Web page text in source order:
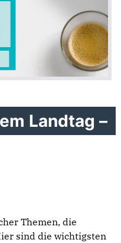
Landtag –
Themen, die
sind die wichtigsten